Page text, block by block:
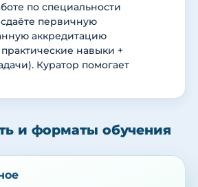
по специальности
первичную
аккредитацию
навыки +
Куратор помогает
и форматы обучения